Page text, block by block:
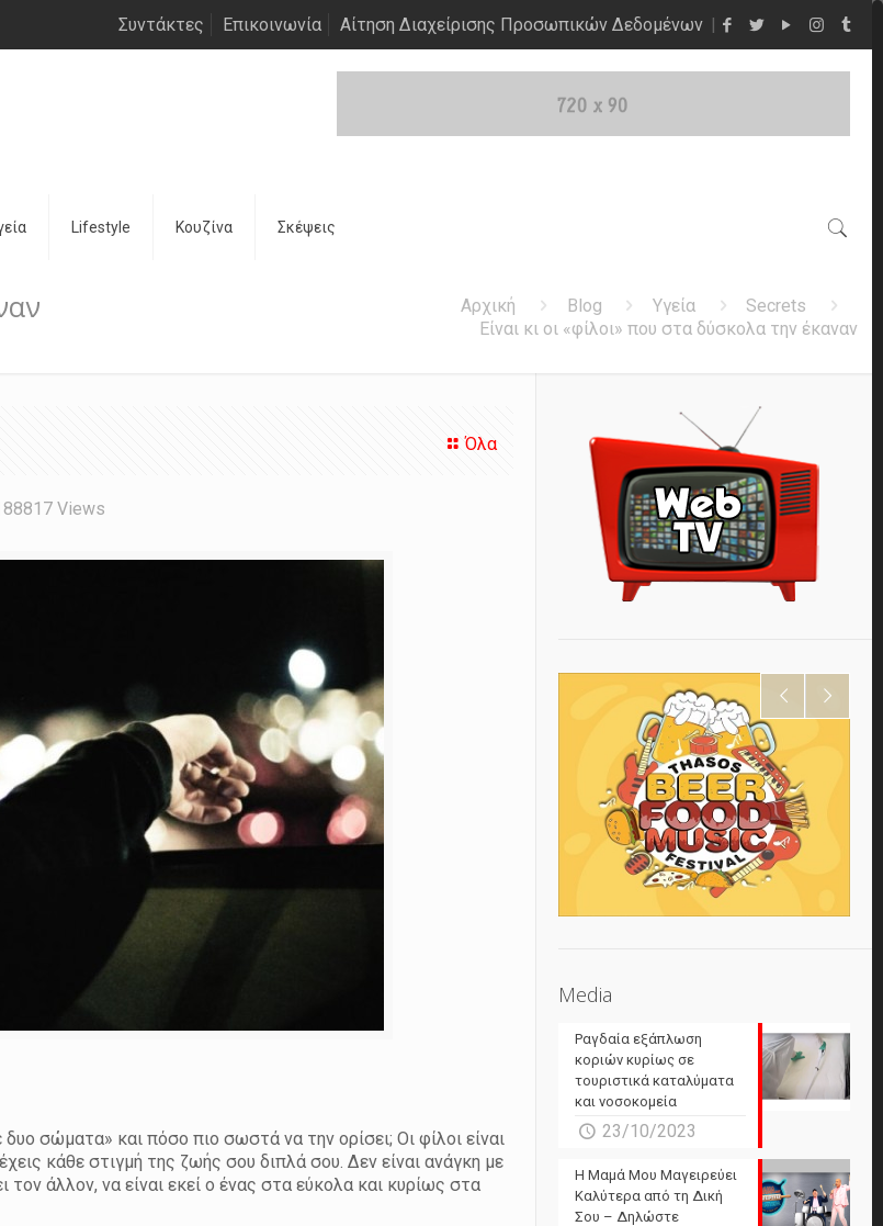
Συντάκτες Επικοινωνία Αίτηση Διαχείρισης Προσωπικών Δεδομένων
Lifestyle Κουζίνα Σκέψεις
Αρχική Blog Υγεία
Secrets
Είναι κι οι «φίλοι» που στα δύσκολα την έκαναν
Όλα
88817 Views
σώματα» και πόσο πιο σωστά να την ορίσει; Οι φίλοι είναι
κάθε στιγμή της ζωής σου διπλά σου. Δεν είναι ανάγκη με
άλλον, να είναι εκεί ο ένας στα εύκολα και κυρίως στα
Media
Ραγδαία εξάπλωση
κοριών κυρίως σε
τουριστικά καταλύματα
και νοσοκομεία
23/10/2023
Η Μαμά Μου Μαγειρεύει
Καλύτερα από τη Δική
Σου – Δηλώστε